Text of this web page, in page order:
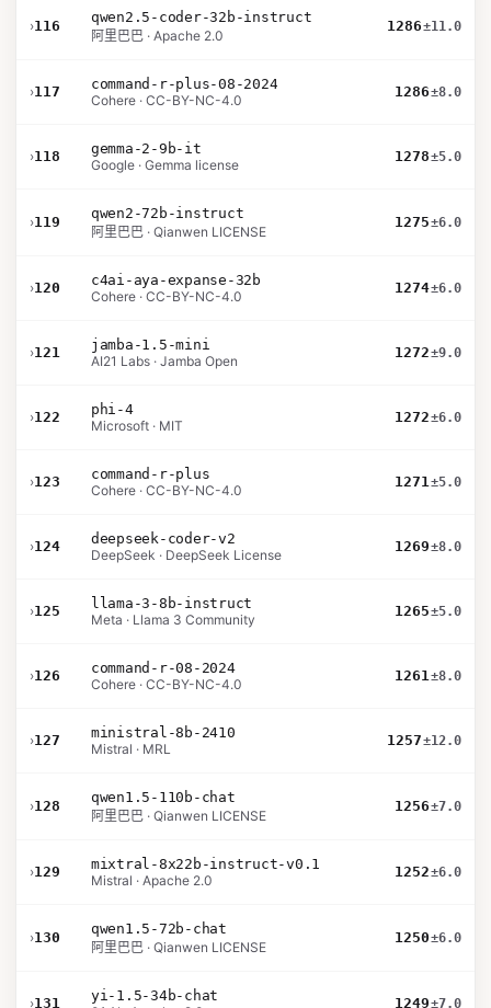
›116
qwen2.5-coder-32b-instruct
阿里巴巴 · Apache 2.0
1286±11.0
›117
command-r-plus-08-2024
Cohere · CC-BY-NC-4.0
1286±8.0
›118
gemma-2-9b-it
Google · Gemma license
1278±5.0
›119
qwen2-72b-instruct
阿里巴巴 · Qianwen LICENSE
1275±6.0
›120
c4ai-aya-expanse-32b
Cohere · CC-BY-NC-4.0
1274±6.0
›121
jamba-1.5-mini
AI21 Labs · Jamba Open
1272±9.0
›122
phi-4
Microsoft · MIT
1272±6.0
›123
command-r-plus
Cohere · CC-BY-NC-4.0
1271±5.0
›124
deepseek-coder-v2
DeepSeek · DeepSeek License
1269±8.0
›125
llama-3-8b-instruct
Meta · Llama 3 Community
1265±5.0
›126
command-r-08-2024
Cohere · CC-BY-NC-4.0
1261±8.0
›127
ministral-8b-2410
Mistral · MRL
1257±12.0
›128
qwen1.5-110b-chat
阿里巴巴 · Qianwen LICENSE
1256±7.0
›129
mixtral-8x22b-instruct-v0.1
Mistral · Apache 2.0
1252±6.0
›130
qwen1.5-72b-chat
阿里巴巴 · Qianwen LICENSE
1250±6.0
›131
yi-1.5-34b-chat
1249±7.0